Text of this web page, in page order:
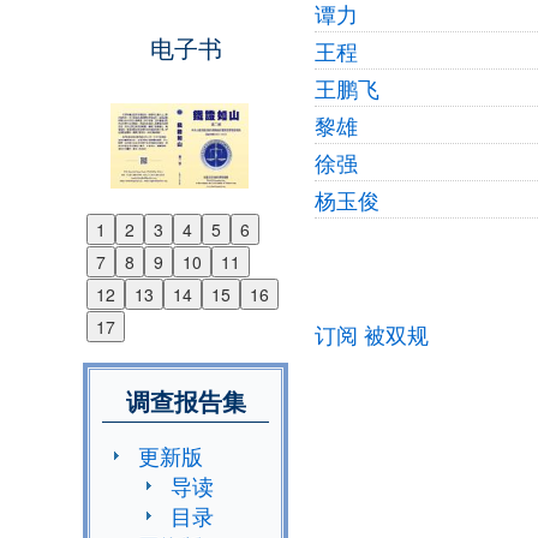
电子书
1 2 3 4 5
6
7
8 9 10
11
12
13 14 15
16
17
Previous
Next
调查报告集
更新版
导读
目录
谭力
王程
王鹏飞
黎雄
徐强
杨玉俊
订阅 被双规